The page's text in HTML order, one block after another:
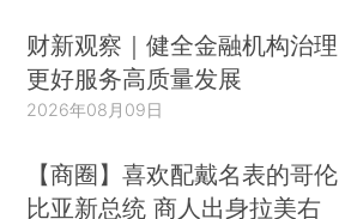
财新观察｜健全金融机构治理
更好服务高质量发展
2026年08月09日
【商圈】喜欢配戴名表的哥伦
比亚新总统 商人出身拉美右